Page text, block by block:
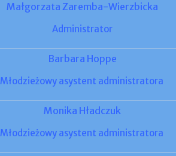
Małgorzata Zaremba-Wierzbicka
Administrator
Barbara Hoppe
Młodzieżowy asystent administratora
Monika Hładczuk
Młodzieżowy asystent administratora